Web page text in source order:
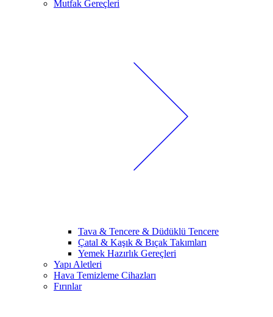
Mutfak Gereçleri
Tava & Tencere & Düdüklü Tencere
Çatal & Kaşık & Bıçak Takımları
Yemek Hazırlık Gereçleri
Yapı Aletleri
Hava Temizleme Cihazları
Fırınlar